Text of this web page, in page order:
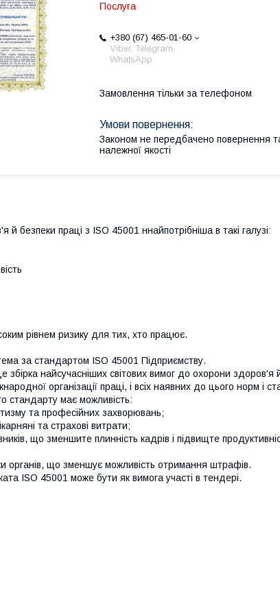
Послуга
+380 (67) 465-01-60
Viber, Telegram,
WhatsApp
Замовлення тільки за телефоном
Законом не передбачено повернення
належної якості
й безпеки праці з ISO 45001 ннайпотрібніша в такі галузі:
рівнем ризику для тих, хто працює.
за стандартом ISO 45001 Підприємству.
найсучасніших світових вимог до охорони здоров'я й
організації праці, і всіх наявних до цього норм і
стандарту має можливість:
та професійних захворювань;
та страхові витрати;
що зменшите плинність кадрів і підвищте
органів, що зменшує можливість отримання штрафів.
ISO 45001 може бути як вимога участі в тендері.